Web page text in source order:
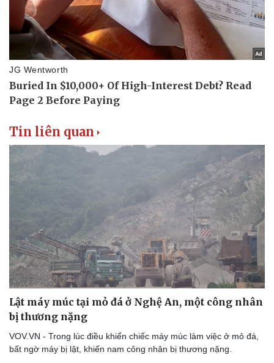
Tin liên quan
Lật máy múc tại mỏ đá ở Nghệ An, một công nhân
bị thương nặng
VOV.VN - Trong lúc điều khiển chiếc máy múc làm việc ở mỏ đá,
bất ngờ máy bị lật, khiến nam công nhân bị thương nặng.